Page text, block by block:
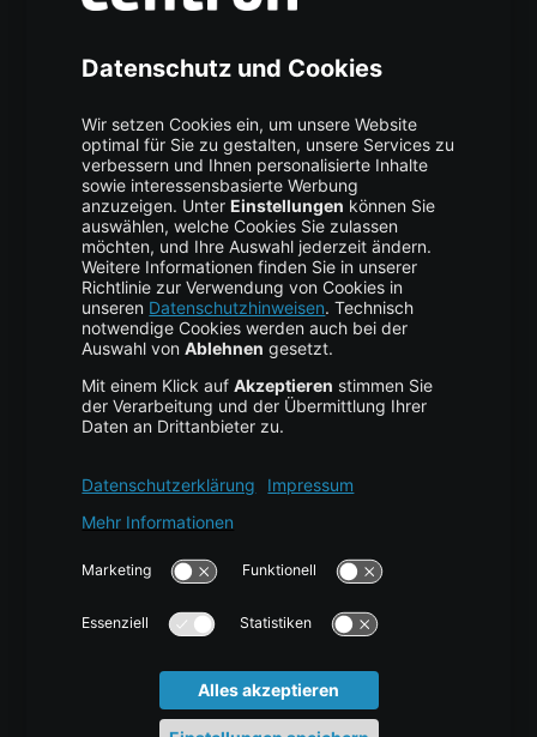
High Availability
Trust Center
Data Recovery
Backup Service
Business Hosting
Cloud Storage
Cloud Anbieter
Leitfaden & Übersicht
News
Glossar